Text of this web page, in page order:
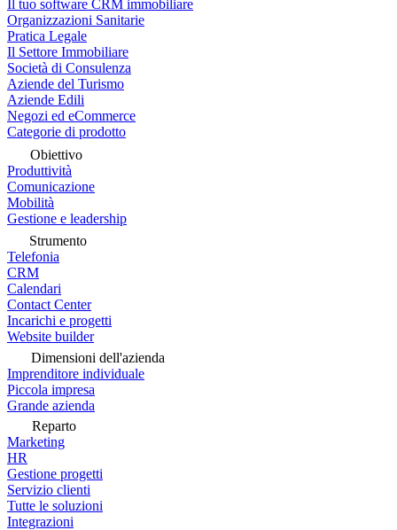
Il tuo software CRM immobiliare
Organizzazioni Sanitarie
Pratica Legale
Il Settore Immobiliare
Società di Consulenza
Aziende del Turismo
Aziende Edili
Negozi ed eCommerce
Categorie di prodotto
Obiettivo
Produttività
Comunicazione
Mobilità
Gestione e leadership
Strumento
Telefonia
CRM
Calendari
Contact Center
Incarichi e progetti
Website builder
Dimensioni dell'azienda
Imprenditore individuale
Piccola impresa
Grande azienda
Reparto
Marketing
HR
Gestione progetti
Servizio clienti
Tutte le soluzioni
Integrazioni